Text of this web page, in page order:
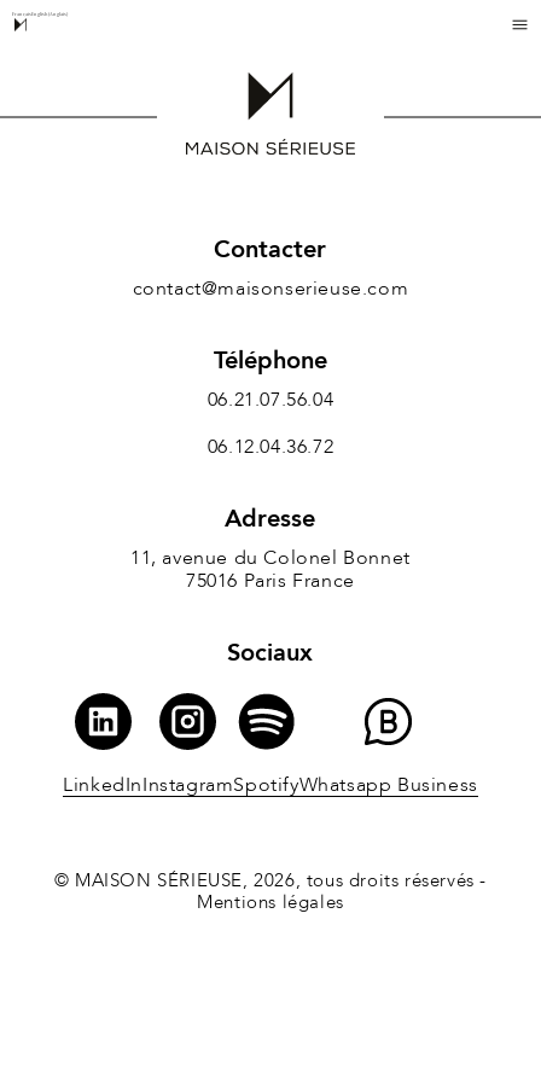
Français English Anglais
Contacter
contact@maisonserieuse.com
Téléphone
06.21.07.56.04
06.12.04.36.72
Adresse
11, avenue du Colonel Bonnet
75016 Paris France
Sociaux
LinkedInInstagramSpotifyWhatsapp Business
© MAISON SÉRIEUSE, 2026, tous droits réservés -
Mentions légales